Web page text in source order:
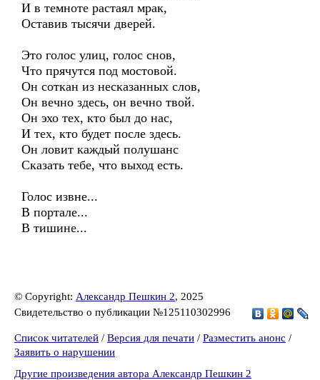
И в темноте растаял мрак,
Оставив тысячи дверей.
Это голос улиц, голос снов,
Что прячутся под мостовой.
Он соткан из несказанных слов,
Он вечно здесь, он вечно твой.
Он эхо тех, кто был до нас,
И тех, кто будет после здесь.
Он ловит каждый полушанс
Сказать тебе, что выход есть.
Голос извне...
В портале...
В тишине...
© Copyright: Александр Пешкин 2, 2025
Свидетельство о публикации №125110302996
Список читателей / Версия для печати / Разместить анонс /
Заявить о нарушении
Другие произведения автора Александр Пешкин 2